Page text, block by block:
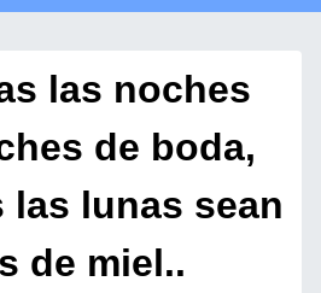
las noches
de boda,
las lunas sean
de miel..